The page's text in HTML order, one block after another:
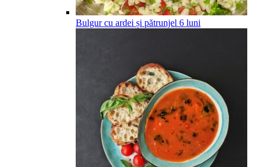
Bulgur cu ardei și pătrunjel 6 luni